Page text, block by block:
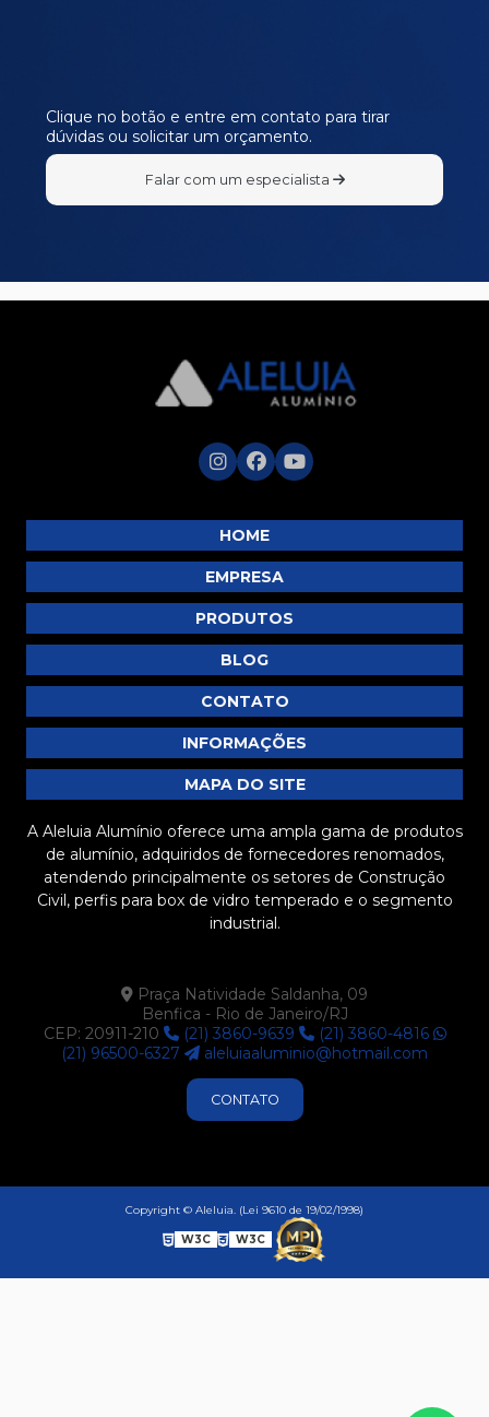
Clique no botão e entre em contato para tirar
dúvidas ou solicitar um orçamento.
Falar com um especialista
HOME
EMPRESA
PRODUTOS
BLOG
CONTATO
INFORMAÇÕES
MAPA DO SITE
A Aleluia Alumínio oferece uma ampla gama de produtos
de alumínio, adquiridos de fornecedores renomados,
atendendo principalmente os setores de Construção
Civil, perfis para box de vidro temperado e o segmento
industrial.
Praça Natividade Saldanha, 09
Benfica - Rio de Janeiro/RJ
CEP: 20911-210
(21) 3860-9639
(21) 3860-4816
(21) 96500-6327
aleluiaaluminio@hotmail.com
CONTATO
Copyright © Aleluia. (Lei 9610 de 19/02/1998)
W3C W3C